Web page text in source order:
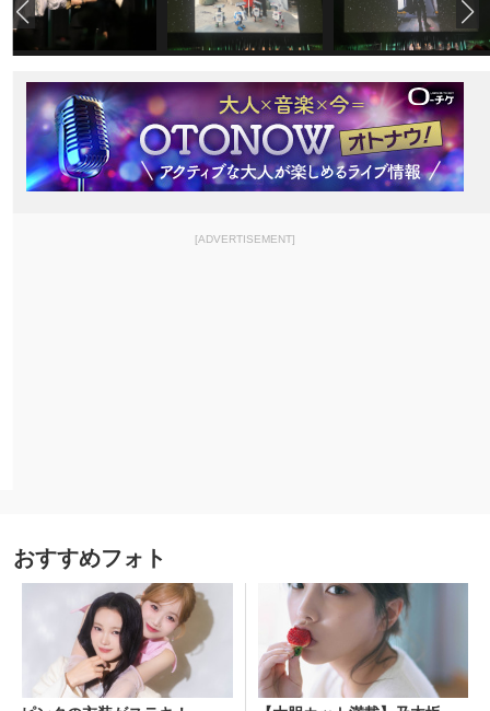
[ADVERTISEMENT]
おすすめフォト